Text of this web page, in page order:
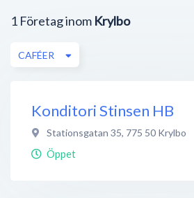
1 Företag inom Krylbo
CAFÉER
Konditori Stinsen HB
Stationsgatan 35, 775 50 Krylbo
Öppet